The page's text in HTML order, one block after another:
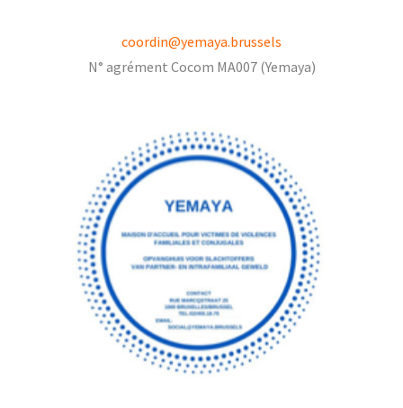
coordin@yemaya.brussels
N° agrément Cocom MA007 (Yemaya)